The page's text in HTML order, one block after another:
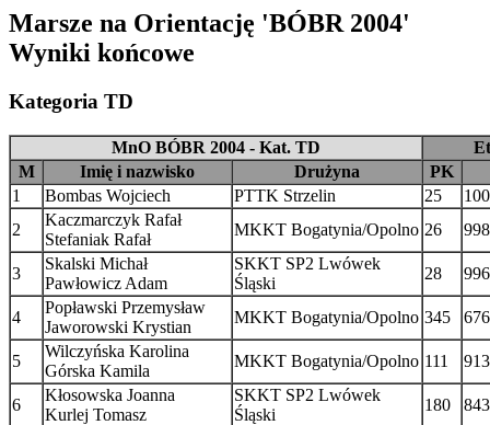
Marsze na Orientację 'BÓBR 2004'
Wyniki końcowe
Kategoria TD
MnO BÓBR 2004 - Kat. TD
M
Imię i nazwisko Drużyna PK
1
Bombas Wojciech PTTK Strzelin 25
2
Kaczmarczyk Rafał
Stefaniak Rafał
MKKT Bogatynia/Opolno 26
3
Skalski Michał
Pawłowicz Adam
SKKT SP2 Lwówek
Śląski
28
4
Popławski Przemysław
Jaworowski Krystian
MKKT Bogatynia/Opolno 345
5
Wilczyńska Karolina
Górska Kamila
MKKT Bogatynia/Opolno 111
6
Kłosowska Joanna
Kurlej Tomasz
SKKT SP2 Lwówek
Śląski
180